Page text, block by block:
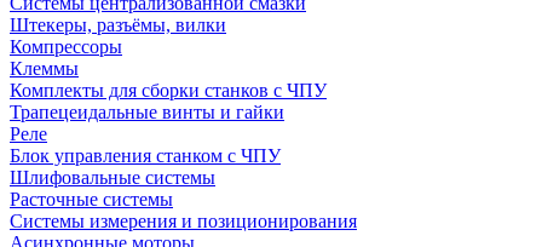
Штекеры, разъёмы, вилки
Компрессоры
Клеммы
Комплекты для сборки станков с ЧПУ
Трапецеидальные винты и гайки
Реле
Блок управления станком с ЧПУ
Шлифовальные системы
Расточные системы
Системы измерения и позиционирования
Асинхронные моторы